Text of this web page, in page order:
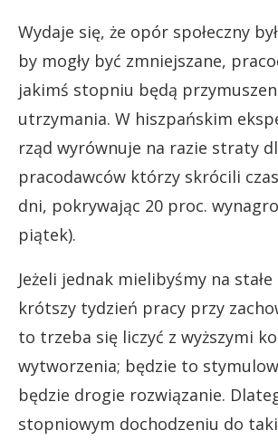
Wydaje się, że opór społeczny
by mogły być zmniejszane,
jakimś stopniu będą
utrzymania. W hiszpańskim
rząd wyrównuje na razie straty
pracodawców którzy skrócili
dni, pokrywając 20 proc.
piątek).
Jeżeli jednak mielibyśmy na
krótszy tydzień pracy przy
to trzeba się liczyć z wyższymi
wytworzenia; będzie to
będzie drogie rozwiązanie.
stopniowym dochodzeniu do